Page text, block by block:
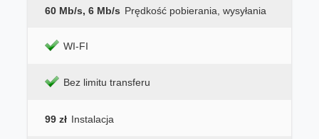
60 Mb/s, 6 Mb/s Prędkość pobierania, wysyłania
WI-FI
Bez limitu transferu
99 zł Instalacja